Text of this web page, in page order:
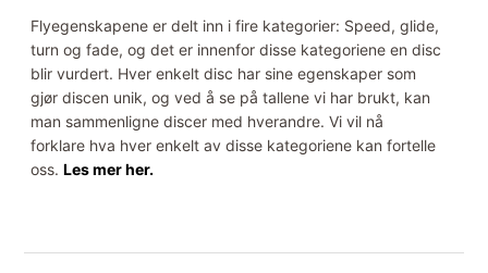
Flyegenskapene er delt inn i fire kategorier: Speed, glide,
turn og fade, og det er innenfor disse kategoriene en disc
blir vurdert. Hver enkelt disc har sine egenskaper som
gjør discen unik, og ved å se på tallene vi har brukt, kan
man sammenligne discer med hverandre. Vi vil nå
forklare hva hver enkelt av disse kategoriene kan fortelle
oss.Les mer her.